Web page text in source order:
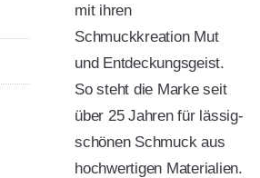
mit ihren
Schmuckkreation Mut
und Entdeckungsgeist.
So steht die Marke seit
über 25 Jahren für lässig-
schönen Schmuck aus
hochwertigen Materialien.